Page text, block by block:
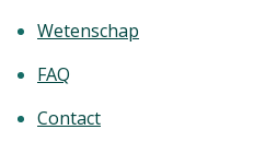
Wetenschap
FAQ
Contact